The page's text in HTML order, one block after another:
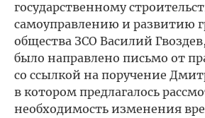
государственному
самоуправлению и развитию
общества ЗСО Василий
было направлено письмо от
со ссылкой на поручение
в котором предлагалось
необходимость изменения